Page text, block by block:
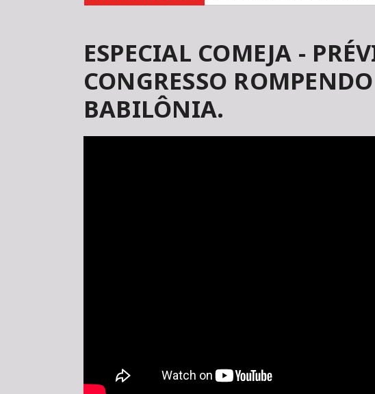
ESPECIAL COMEJA -
CONGRESSO
BABILÔNIA.